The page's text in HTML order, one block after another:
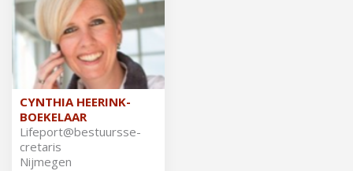
CYNTHIA HEERINK-
BOEKELAAR
Li­fe­port@be­stuurs­se­
cre­ta­ris
Nijmegen